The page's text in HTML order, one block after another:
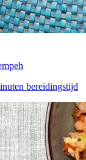
bereidingstijd